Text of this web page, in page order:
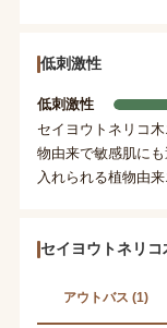
低刺激性
低刺激性
セイヨウトネリコ
物由来で敏感肌に
入れられる植物由来
セイヨウトネリ
アウトバス (1)